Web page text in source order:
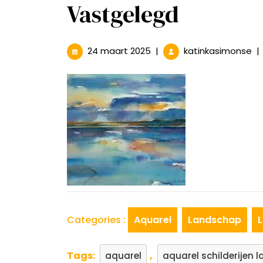
Vastgelegd
24 maart 2025 24
maart
2025
| katinkasimonse |
Categories : Aquarel Landschap
Tags: aquarel , aquarel schilderijen